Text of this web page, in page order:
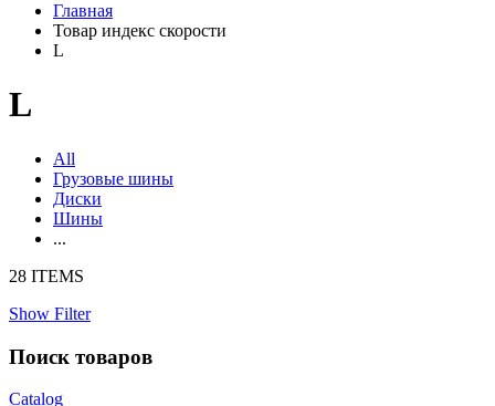
Главная
Товар индекс скорости
L
L
All
Грузовые шины
Диски
Шины
...
28 ITEMS
Show Filter
Поиск товаров
Catalog